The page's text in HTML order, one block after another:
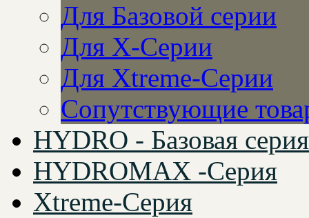
Для Базовой серии
Для X-Серии
Для Xtreme-Серии
Сопутствующие
HYDRO - Базовая серия
HYDROMAX -Серия
Xtreme-Серия